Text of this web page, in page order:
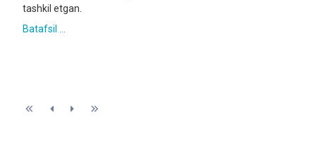
tashkil etgan.
Batafsil ...